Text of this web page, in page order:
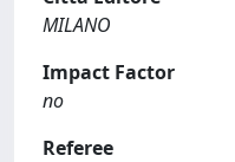
MILANO
Impact Factor
no
Referee